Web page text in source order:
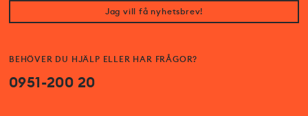
BEHÖVER DU HJÄLP ELLER HAR FRÅGOR?
0951-200 20
Jag vill få nyhetsbrev!